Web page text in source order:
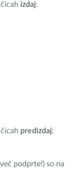
izdaj:
predizdaj:
podprte!) so na